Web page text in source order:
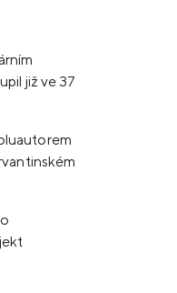
již ve 37